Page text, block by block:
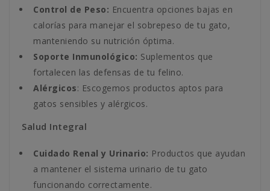
Control de Peso: Encuentra opciones bajas en
calorías para manejar el sobrepeso de tu gato,
manteniendo su nutrición óptima.
Soporte Inmunológico: Suplementos que
fortalecen las defensas de tu felino.
Alérgicos: Escogemos productos aptos para
gatos sensibles y alérgicos.
Salud Integral
Cuidado Renal y Urinario: Productos que ayudan
a mantener el sistema urinario de tu gato
funcionando correctamente.